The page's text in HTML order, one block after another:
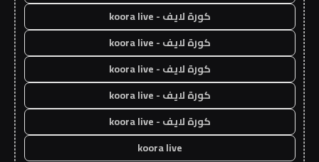
كورة لايف - koora live
كورة لايف - koora live
كورة لايف - koora live
كورة لايف - koora live
كورة لايف - koora live
koora live